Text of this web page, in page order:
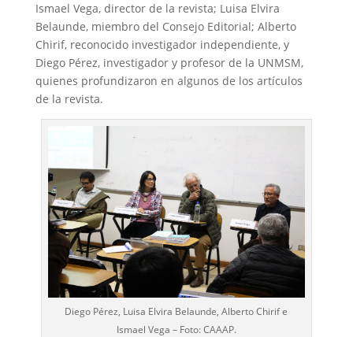
Ismael Vega, director de la revista; Luisa Elvira
Belaunde, miembro del Consejo Editorial; Alberto
Chirif, reconocido investigador independiente, y
Diego Pérez, investigador y profesor de la UNMSM,
quienes profundizaron en algunos de los artículos
de la revista.
Diego Pérez, Luisa Elvira Belaunde, Alberto Chirif e
Ismael Vega – Foto: CAAAP.